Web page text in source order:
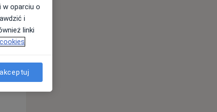
w oparciu o
i
linki